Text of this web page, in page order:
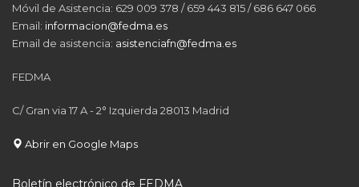
Móvil de Asistencia: 629 009 378 / 659 443 815 / 686 647 066
Email: informacion@fedma.es
Email de asistencia: asistenciafn@fedma.es
FEDMA
C/ Gran via 17 A - 2° Izquierda 28013 Madrid
Abrir en Google Maps
Boletín electrónico de FEDMA